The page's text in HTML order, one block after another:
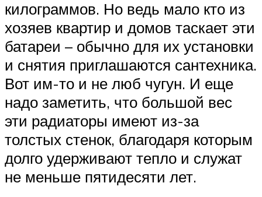
килограммов. Но ведь мало кто из
хозяев квартир и домов таскает эти
батареи – обычно для их установки
и снятия приглашаются сантехника.
Вот им-то и не люб чугун. И еще
надо заметить, что большой вес
эти радиаторы имеют из-за
толстых стенок, благодаря которым
долго удерживают тепло и служат
не меньше пятидесяти лет.